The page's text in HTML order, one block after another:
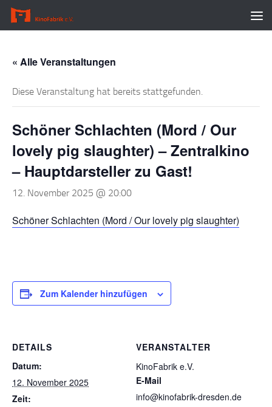
Zum Inhalt springen
« Alle Veranstaltungen
Diese Veranstaltung hat bereits stattgefunden.
Schöner Schlachten (Mord / Our
lovely pig slaughter) – Zentralkino
– Hauptdarsteller zu Gast!
12. November 2025 @ 20:00
Schöner Schlachten (Mord / Our lovely pig slaughter)
Zum Kalender hinzufügen
DETAILS
Datum:
12. November 2025
Zeit:
VERANSTALTER
KinoFabrik e.V.
E-Mail
info@kinofabrik-dresden.de